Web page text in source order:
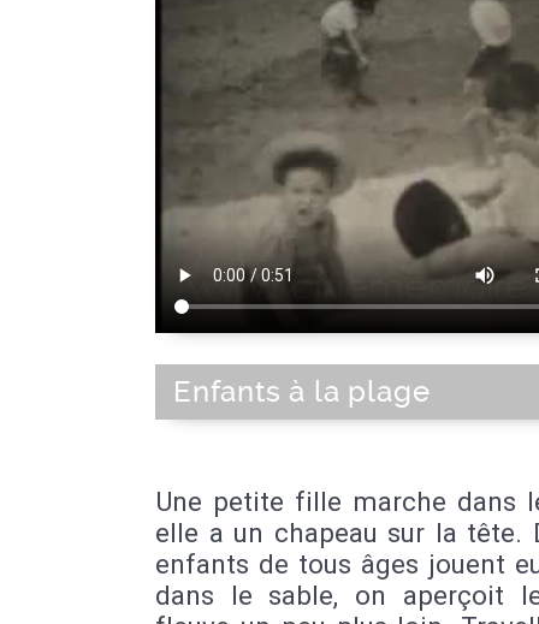
Enfants à la plage
Une petite fille marche dans
elle a un chapeau sur la tête.
enfants de tous âges jouent
dans le sable, on aperçoit